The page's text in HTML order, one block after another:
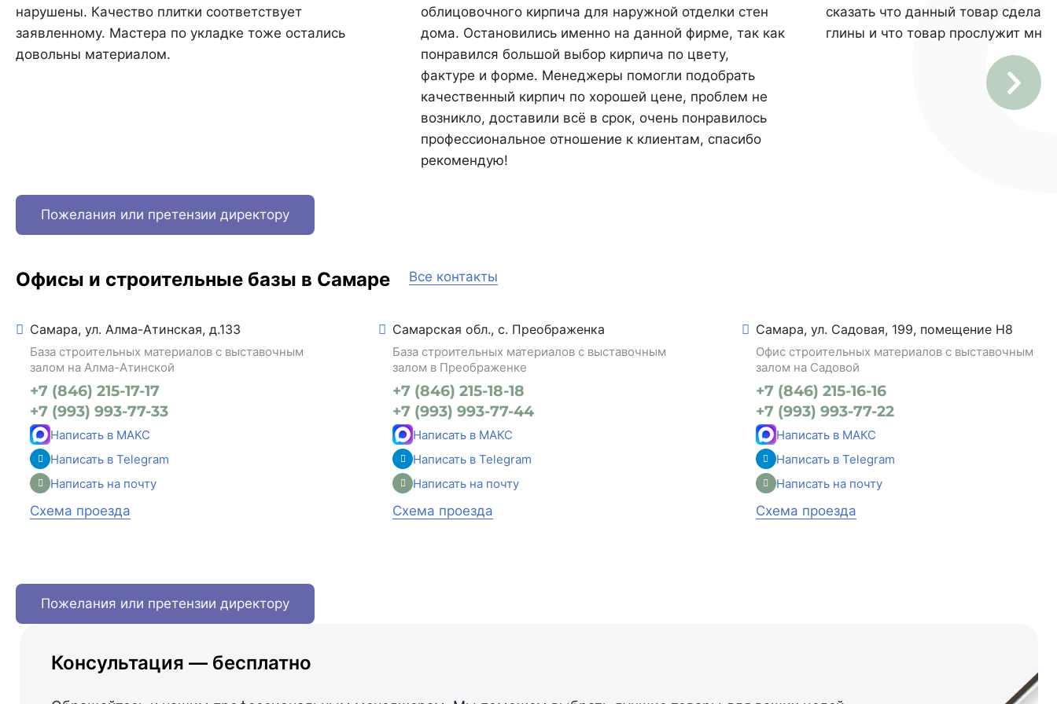
нарушены. Качество плитки соответствует
заявленному. Мастера по укладке тоже остались
довольны материалом.
облицовочного кирпича для наружной отделки стен
дома. Остановились именно на данной фирме, так как
понравился большой выбор кирпича по цвету,
фактуре и форме. Менеджеры помогли подобрать
качественный кирпич по хорошей цене, проблем не
возникло, доставили всё в срок, очень понравилось
профессиональное отношение к клиентам, спасибо
рекомендую!
сказать что данный товар сделан
глины и что товар прослужит
Пожелания или претензии директору
Офисы и строительные базы в Самаре Все контакты
Самара, ул. Алма-Атинская, д.133
База строительных материалов с выставочным
залом на Алма-Атинской
+7 (846) 215-17-17
+7 (993) 993-77-33
Написать в МАКС
Написать в Telegram
Написать на почту
Схема проезда
Самарская обл., с. Преображенка
База строительных материалов с выставочным
залом в Преображенке
+7 (846) 215-18-18
+7 (993) 993-77-44
Написать в МАКС
Написать в Telegram
Написать на почту
Схема проезда
Самара, ул. Садовая, 199, помещение Н8
Офис строительных материалов с выставочным
залом на Садовой
+7 (846) 215-16-16
+7 (993) 993-77-22
Написать в МАКС
Написать в Telegram
Написать на почту
Схема проезда
Пожелания или претензии директору
Консультация — бесплатно